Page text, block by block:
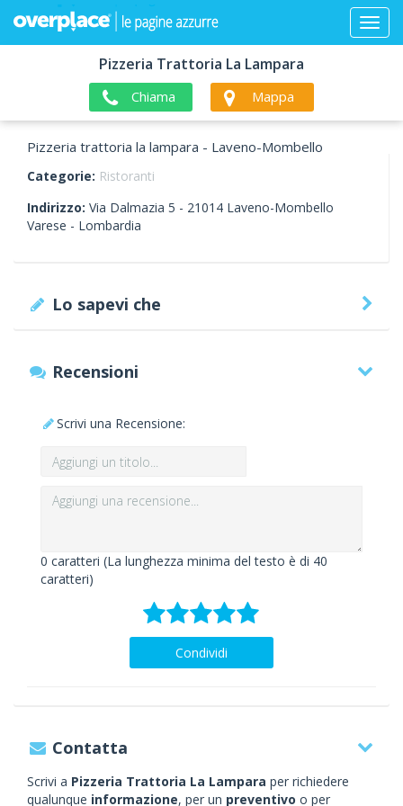
Pizzeria Trattoria La Lampara
Chiama Mappa
Pizzeria trattoria la lampara - Laveno-Mombello
Categorie: Ristoranti
Indirizzo: Via Dalmazia 5 - 21014 Laveno-Mombello
Varese - Lombardia
Lo sapevi che
Recensioni
Scrivi una Recensione:
0 caratteri (La lunghezza minima del testo è di 40
caratteri)
Condividi
Contatta
Scrivi a Pizzeria Trattoria La Lampara per richiedere
qualunque informazione, per un preventivo o per